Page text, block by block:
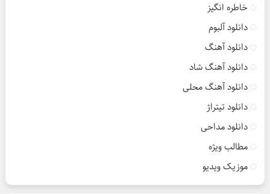
خاطره انگیز
دانلود آلبوم
دانلود آهنگ
دانلود آهنگ شاد
دانلود آهنگ محلی
دانلود تیتراژ
دانلود مداحی
مطالب ویژه
موزیک ویدیو